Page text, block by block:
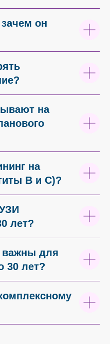
он
на
на
В и С)?
лет?
важны для
30 лет?